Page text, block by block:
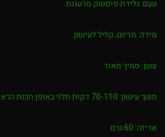
טעם:גלידת פיסטוק מרעננת.
מידה: מדיום, קליל לעישון
עשן: סמיך מאוד
משך עישון:
אריזה: